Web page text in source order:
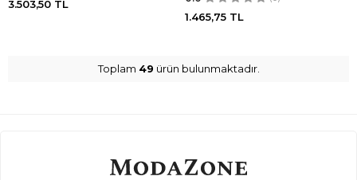
3.503,50 TL
1.465,75 TL
Toplam 49 ürün bulunmaktadır.